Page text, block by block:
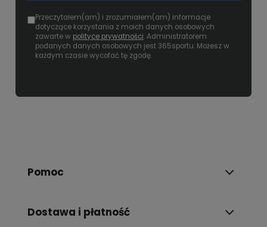
Przeczytałem(am) i zrozumiałem(am) informacje
dotyczące korzystania z moich danych osobowych
zawarte w polityce prywatności. Administratorem
podanych danych osobowych jest 365sportu. Możesz w
każdym czasie wycofać tę zgodę.
Pomoc
Dostawa i płatność